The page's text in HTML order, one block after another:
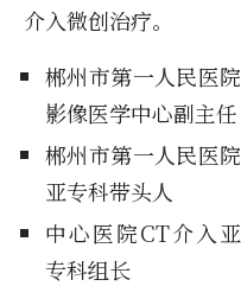
介入微创治疗。
郴州市第一人民医院
影像医学中心副主任
郴州市第一人民医院
亚专科带头人
中心医院CT介入亚
专科组长